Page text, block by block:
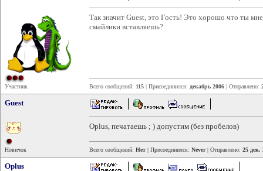
Участник
Так значит Guest, это Гость! Это хорошо что ты
смайлики вставляешь?
Всего сообщений: 115 | Присоединился: декабрь 2006 | Отправлено:
Guest
Новичок
Oplus, печатаешь ; ) допустим (без пробелов)
Всего сообщений: Нет | Присоединился: Never| Отправлено: 25 дек.
Oplus